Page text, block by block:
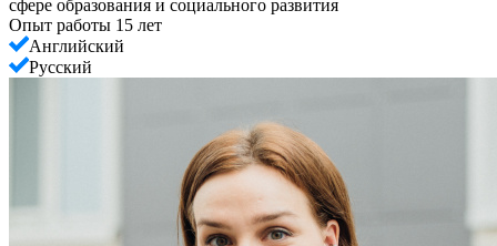
сфере образования и социального развития
Опыт работы 15 лет
Английский
Русский